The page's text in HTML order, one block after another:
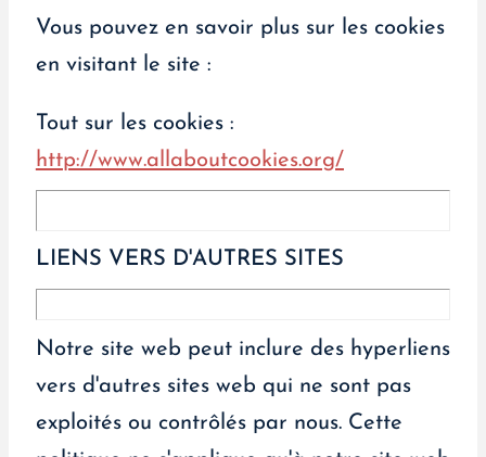
Vous pouvez en savoir plus sur les cookies
en visitant le site :
Tout sur les cookies :
http://www.allaboutcookies.org/
LIENS VERS D'AUTRES SITES
Notre site web peut inclure des hyperliens
vers d'autres sites web qui ne sont pas
exploités ou contrôlés par nous. Cette